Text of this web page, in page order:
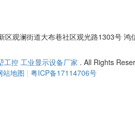
区观澜街道大布巷社区观光路1303号 鸿
工控 工业显示设备厂家 . All Rights
站地图 | 粤ICP备17114706号